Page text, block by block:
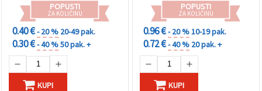
POPUSTI
ZA KOLIČINU
0.40 €- 20 % 20-49 pak.
0.30 €- 40 %50 pak. +
KUPI
POPUSTI
ZA KOLIČINU
0.96 €- 20 %10-19 pak.
0.72 €- 40 % 20 pak. +
KUPI